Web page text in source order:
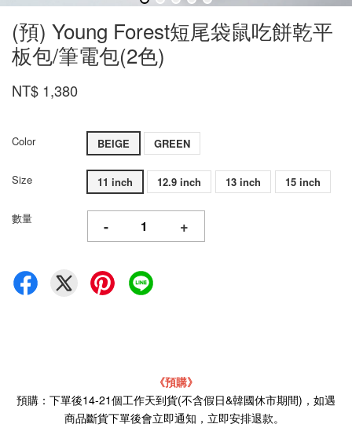
(預) Young Forest短尾袋鼠吃餅乾平
板包/筆電包(2色)
NT$ 1,380
Color BEIGE GREEN
Size 11 inch 12.9 inch 13 inch 15 inch
數量 - +
《預購》
預購：下單後14-21個工作天到貨(不含假日&韓國休市期間)，如遇
商品斷貨下單後會立即通知，立即安排退款。